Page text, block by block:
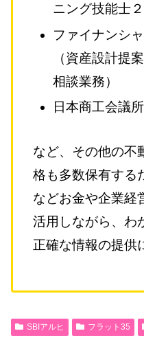
ニング技能士
ファイナンシ
（資産設計提
相談業務）
日本商工会議
など、その他の不
格も多数保有する
などお金や企業経
活用しながら、わ
正確な情報の提供
SBIアルヒ フラット35